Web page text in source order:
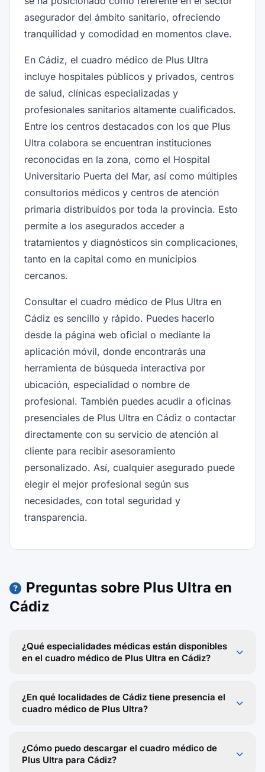
asegurador del ámbito sanitario, ofreciendo
tranquilidad y comodidad en momentos clave.
En Cádiz, el cuadro médico de Plus Ultra
incluye hospitales públicos y privados, centros
de salud, clínicas especializadas y
profesionales sanitarios altamente cualificados.
Entre los centros destacados con los que Plus
Ultra colabora se encuentran instituciones
reconocidas en la zona, como el Hospital
Universitario Puerta del Mar, así como múltiples
consultorios médicos y centros de atención
primaria distribuidos por toda la provincia. Esto
permite a los asegurados acceder a
tratamientos y diagnósticos sin complicaciones,
tanto en la capital como en municipios
cercanos.
Consultar el cuadro médico de Plus Ultra en
Cádiz es sencillo y rápido. Puedes hacerlo
desde la página web oficial o mediante la
aplicación móvil, donde encontrarás una
herramienta de búsqueda interactiva por
ubicación, especialidad o nombre de
profesional. También puedes acudir a oficinas
presenciales de Plus Ultra en Cádiz o contactar
directamente con su servicio de atención al
cliente para recibir asesoramiento
personalizado. Así, cualquier asegurado puede
elegir el mejor profesional según sus
necesidades, con total seguridad y
transparencia.
Preguntas sobre Plus Ultra en
Cádiz
¿Qué especialidades médicas están disponibles
en el cuadro médico de Plus Ultra en Cádiz?
¿En qué localidades de Cádiz tiene presencia el
cuadro médico de Plus Ultra?
¿Cómo puedo descargar el cuadro médico de
Plus Ultra para Cádiz?